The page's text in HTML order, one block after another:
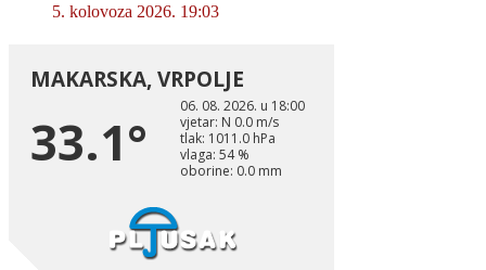
5. kolovoza 2026. 19:03